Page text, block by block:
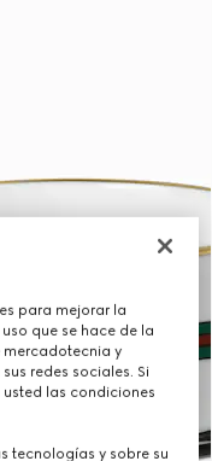
para mejorar la
que se hace de la
mercadotecnia y
redes sociales. Si
las condiciones
tecnologías y sobre su